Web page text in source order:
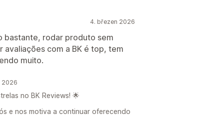
4. březen 2026
bastante, rodar produto sem
avaliações com a BK é top, tem
muito.
2026
no BK Reviews! 🌟
e nos motiva a continuar oferecendo